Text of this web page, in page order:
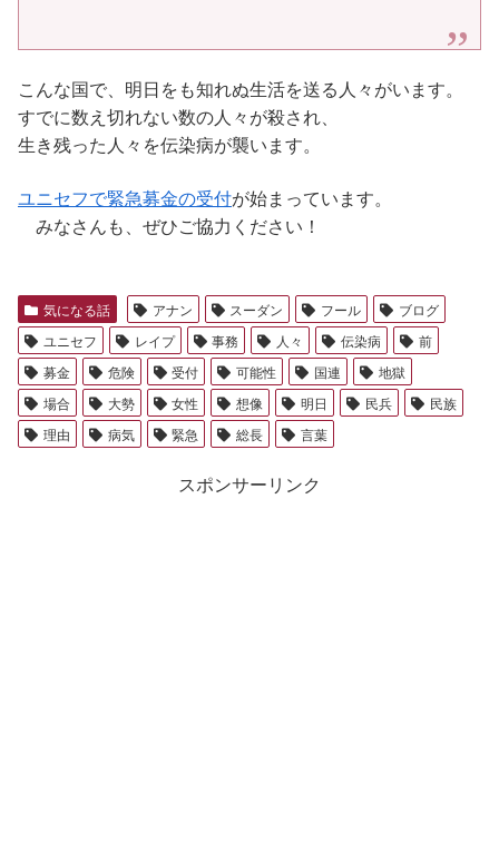
こんな国で、明日をも知れぬ生活を送る人々がいます。
すでに数え切れない数の人々が殺され、
生き残った人々を伝染病が襲います。
ユニセフで緊急募金の受付が始まっています。
みなさんも、ぜひご協力ください！
気になる話 アナン スーダン フール
ブログ
ユニセフ
レイプ 事務 人々 伝染病
前
募金
危険 受付 可能性 国連
地獄
場合
大勢 女性 想像 明日 民兵
民族
理由
病気 緊急 総長 言葉
スポンサーリンク